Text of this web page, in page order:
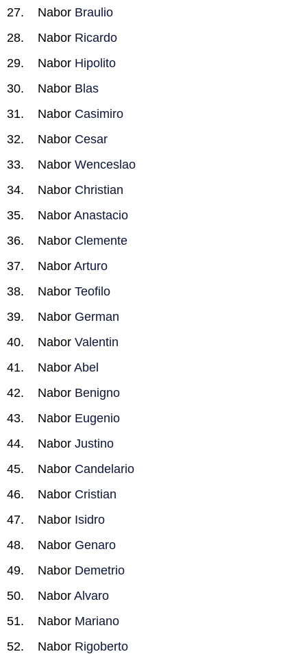
Nabor Braulio
Nabor Ricardo
Nabor Hipolito
Nabor Blas
Nabor Casimiro
Nabor Cesar
Nabor Wenceslao
Nabor Christian
Nabor Anastacio
Nabor Clemente
Nabor Arturo
Nabor Teofilo
Nabor German
Nabor Valentin
Nabor Abel
Nabor Benigno
Nabor Eugenio
Nabor Justino
Nabor Candelario
Nabor Cristian
Nabor Isidro
Nabor Genaro
Nabor Demetrio
Nabor Alvaro
Nabor Mariano
Nabor Rigoberto